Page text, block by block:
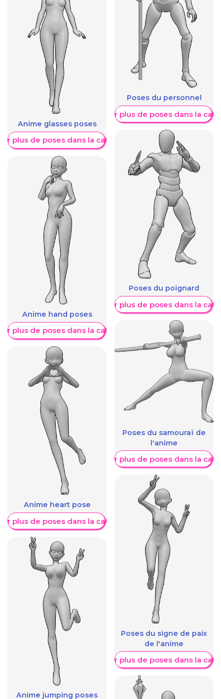
Anime glasses poses
plus de poses dans la catégorie
Anime hand poses
plus de poses dans la catégorie
Anime heart pose
plus de poses dans la catégorie
Anime jumping poses
Poses du personnel
Afficher plus de poses dans la
Poses du poignard
Afficher plus de poses dans la
Poses du samouraï de
l'anime
Afficher plus de poses dans la
Poses du signe de paix
de l'anime
Afficher plus de poses dans la